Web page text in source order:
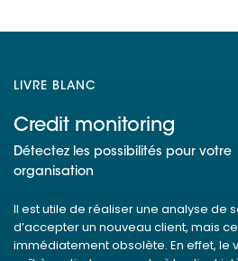
LIVRE BLANC
Credit monitoring
Détectez les possibilités pour votre
organisation
Il est utile de réaliser une analyse de
d’accepter un nouveau client, mais
immédiatement obsolète. En effet, le